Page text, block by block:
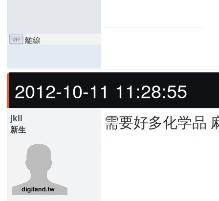
離線
2012-10-11 11:28:55
jkll
新生 需要好多化学品